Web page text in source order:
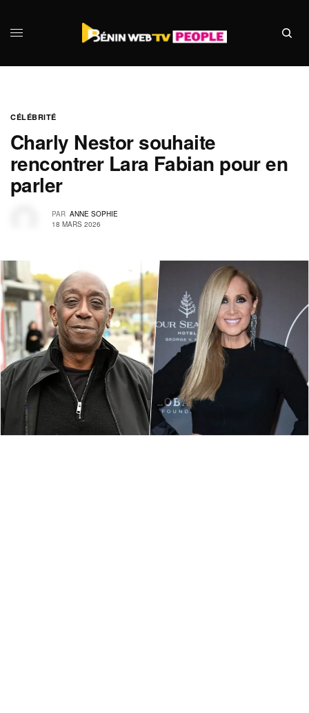
CÉLÉBRITÉ
Charly Nestor souhaite
rencontrer Lara Fabian pour en
parler
PAR ANNE SOPHIE
18 MARS 2026